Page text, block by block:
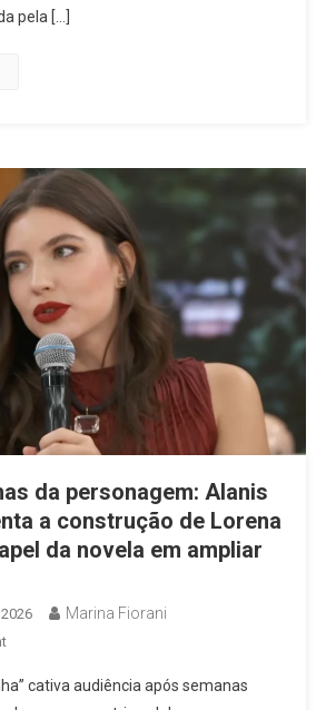
Juquinha”:
Histórico
E
Definitivo
pela […]
da personagem: Alanis
a construção de Lorena
da novela em ampliar
Marina Fiorani
On
Entrelinhas
cativa audiência após semanas